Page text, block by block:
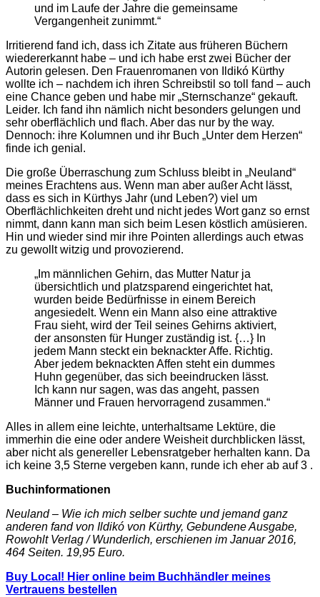
und im Laufe der Jahre die gemeinsame
Vergangenheit zunimmt.“
Irritierend fand ich, dass ich Zitate aus früheren Büchern
wiedererkannt habe – und ich habe erst zwei Bücher der
Autorin gelesen. Den Frauenromanen von Ildikó Kürthy
wollte ich – nachdem ich ihren Schreibstil so toll fand – auch
eine Chance geben und habe mir „Sternschanze“ gekauft.
Leider. Ich fand ihn nämlich nicht besonders gelungen und
sehr oberflächlich und flach. Aber das nur by the way.
Dennoch: ihre Kolumnen und ihr Buch „Unter dem Herzen“
finde ich genial.
Die große Überraschung zum Schluss bleibt in „Neuland“
meines Erachtens aus. Wenn man aber außer Acht lässt,
dass es sich in Kürthys Jahr (und Leben?) viel um
Oberflächlichkeiten dreht und nicht jedes Wort ganz so ernst
nimmt, dann kann man sich beim Lesen köstlich amüsieren.
Hin und wieder sind mir ihre Pointen allerdings auch etwas
zu gewollt witzig und provozierend.
„Im männlichen Gehirn, das Mutter Natur ja
übersichtlich und platzsparend eingerichtet hat,
wurden beide Bedürfnisse in einem Bereich
angesiedelt. Wenn ein Mann also eine attraktive
Frau sieht, wird der Teil seines Gehirns aktiviert,
der ansonsten für Hunger zuständig ist. {…} In
jedem Mann steckt ein beknackter Affe. Richtig.
Aber jedem beknackten Affen steht ein dummes
Huhn gegenüber, das sich beeindrucken lässt.
Ich kann nur sagen, was das angeht, passen
Männer und Frauen hervorragend zusammen.“
Alles in allem eine leichte, unterhaltsame Lektüre, die
immerhin die eine oder andere Weisheit durchblicken lässt,
aber nicht als genereller Lebensratgeber herhalten kann. Da
ich keine 3,5 Sterne vergeben kann, runde ich eher ab auf 3 .
Buchinformationen
Neuland – Wie ich mich selber suchte und jemand ganz
anderen fand von Ildikó von Kürthy, Gebundene Ausgabe,
Rowohlt Verlag / Wunderlich, erschienen im Januar 2016,
464 Seiten. 19,95 Euro.
Buy Local! Hier online beim Buchhändler meines
Vertrauens bestellen